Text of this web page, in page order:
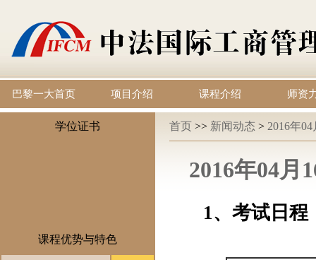
巴黎一大首页 项目介绍 课程介绍 师资
学位证书
课程优势与特色
首页 >> 新闻动态 > 2016年
2016年04月
1、考试日程